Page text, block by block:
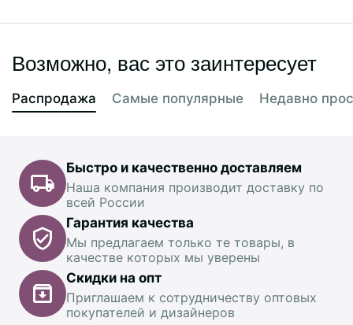
Возможно, вас это заинтересует
Распродажа Самые популярные Недавно
Быстро и качественно доставляем
Наша компания производит доставку по
всей России
Гарантия качества
Мы предлагаем только те товары, в
качестве которых мы уверены
Скидки на опт
Приглашаем к сотрудничеству оптовых
покупателей и дизайнеров